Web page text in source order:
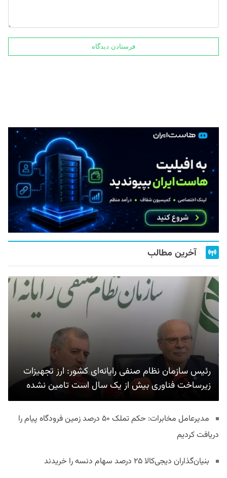
آخرین مطالب
رئیس سازمان نظام صنفی رایانه‌ای کشور: ارز تجهیزات
زیرساخت فناوری بیش از یک سال است تامین نشده
مدیرعامل مخابرات: حکم تملک ۵۰ درصد زمین فرودگاه پیام را
دریافت کردیم
بنیان‌گذاران دیجی‌کالا ۲۵ درصد سهام دنسه را خریدند